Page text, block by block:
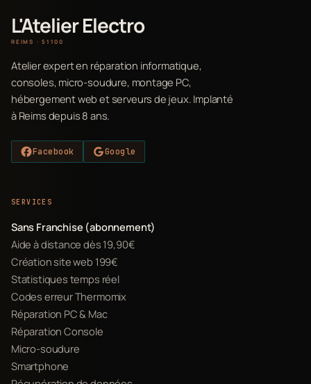
L'Atelier Electro
REIMS · 51100
Atelier expert en réparation informatique,
consoles, micro-soudure, montage PC,
hébergement web et serveurs de jeux. Implanté
à Reims depuis 8 ans.
Facebook Google
SERVICES
Sans Franchise (abonnement)
Aide à distance dès 19,90€
Création site web 199€
Statistiques temps réel
Codes erreur Thermomix
Réparation PC & Mac
Réparation Console
Micro-soudure
Smartphone